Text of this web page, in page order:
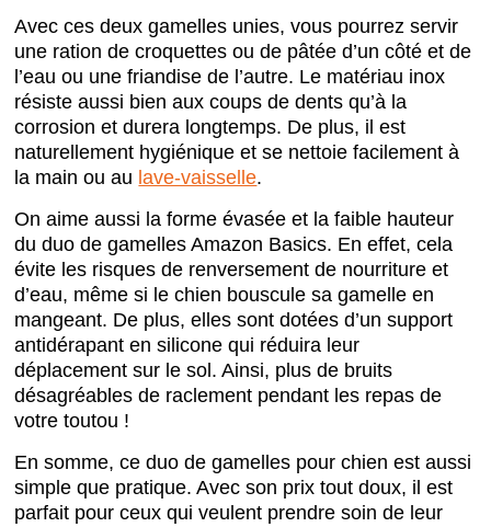
Avec ces deux gamelles unies, vous pourrez servir
une ration de croquettes ou de pâtée d’un côté et de
l’eau ou une friandise de l’autre. Le matériau inox
résiste aussi bien aux coups de dents qu’à la
corrosion et durera longtemps. De plus, il est
naturellement hygiénique et se nettoie facilement à
la main ou au lave-vaisselle.
On aime aussi la forme évasée et la faible hauteur
du duo de gamelles Amazon Basics. En effet, cela
évite les risques de renversement de nourriture et
d’eau, même si le chien bouscule sa gamelle en
mangeant. De plus, elles sont dotées d’un support
antidérapant en silicone qui réduira leur
déplacement sur le sol. Ainsi, plus de bruits
désagréables de raclement pendant les repas de
votre toutou !
En somme, ce duo de gamelles pour chien est aussi
simple que pratique. Avec son prix tout doux, il est
parfait pour ceux qui veulent prendre soin de leur